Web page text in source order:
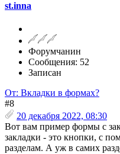
st.inna
Форумчанин
Сообщения: 52
Записан
От: Вкладки в формах?
#8
20 декабря 2022, 08:30
Вот вам пример формы с
закладки - это кнопки, с
разделам. А уж в самих